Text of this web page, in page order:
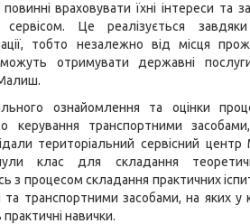
враховувати їхні інтереси та
Це реалізується
тобто незалежно від місця
отримувати державні
ознайомлення та оцінки
керування транспортними
територіальний сервісний
клас для складання
з процесом складання практичних
транспортними засобами, на яких у
навички.